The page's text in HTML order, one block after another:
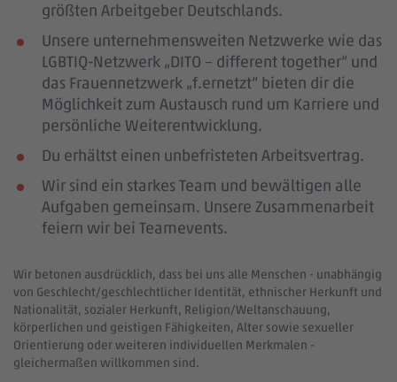
größten Arbeitgeber Deutschlands.
Unsere unternehmensweiten Netzwerke wie das
LGBTIQ-Netzwerk „DITO – different together“ und
das Frauennetzwerk „f.ernetzt“ bieten dir die
Möglichkeit zum Austausch rund um Karriere und
persönliche Weiterentwicklung.
Du erhältst einen unbefristeten Arbeitsvertrag.
Wir sind ein starkes Team und bewältigen alle
Aufgaben gemeinsam. Unsere Zusammenarbeit
feiern wir bei Teamevents.
Wir betonen ausdrücklich, dass bei uns alle Menschen - unabhängig
von Geschlecht/geschlechtlicher Identität, ethnischer Herkunft und
Nationalität, sozialer Herkunft, Religion/Weltanschauung,
körperlichen und geistigen Fähigkeiten, Alter sowie sexueller
Orientierung oder weiteren individuellen Merkmalen -
gleichermaßen willkommen sind.